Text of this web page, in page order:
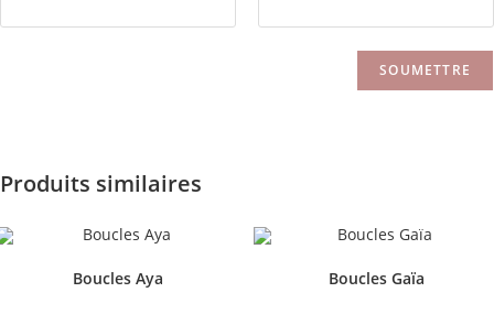
Produits similaires
Boucles Aya Boucles Gaïa